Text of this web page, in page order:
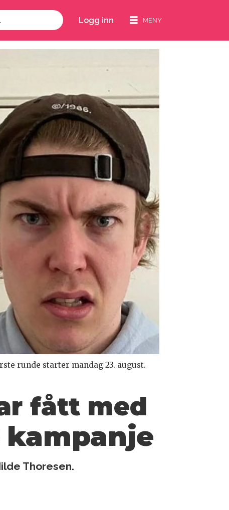
Logg inn
runde starter mandag 23. august.
fått med
Thoresen.